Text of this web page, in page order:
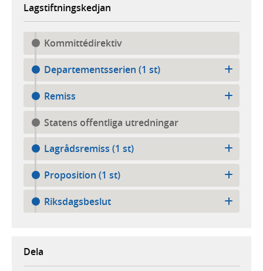
Lagstiftningskedjan
Kommittédirektiv
Departementsserien (1 st)
Remiss
Statens offentliga utredningar
Lagrådsremiss (1 st)
Proposition (1 st)
Riksdagsbeslut
Dela